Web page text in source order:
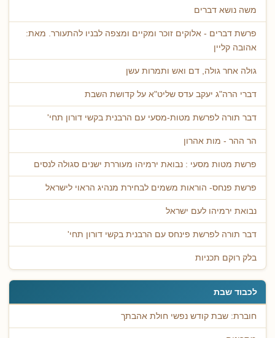
משה נושא דברים
פרשת דברים - אלוקים זוכר ומקיים ומצפה לבניו להתעורר. מאת:
אהובה קליין
גולה אחר גולה, דם ואש ותמרות עשן
דברי הרה"ג יעקב עדס שליט"א על קדושת השבת
דבר תורה לפרשת מטות-מסעי עם הרבנית בקשי דורון תחי'
הר ההר - מות אהרון
פרשת מטות מסעי : נבואת ירמיהו מעוררת ישנים סגולה לנסים
פרשת פנחס- הוראות משמים לבחירת מנהיג הראוי לישראל
נבואת ירמיהו לעם ישראל
דבר תורה לפרשת פינחס עם הרבנית בקשי דורון תחי'
בלק רוקם תכניות
לכבוד שבת
חוברת: שבת קודש נפשי חולת אהבתך